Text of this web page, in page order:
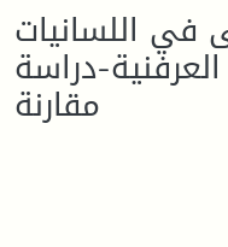
في اللسانيات
العرفنية-دراسة
مقارنة